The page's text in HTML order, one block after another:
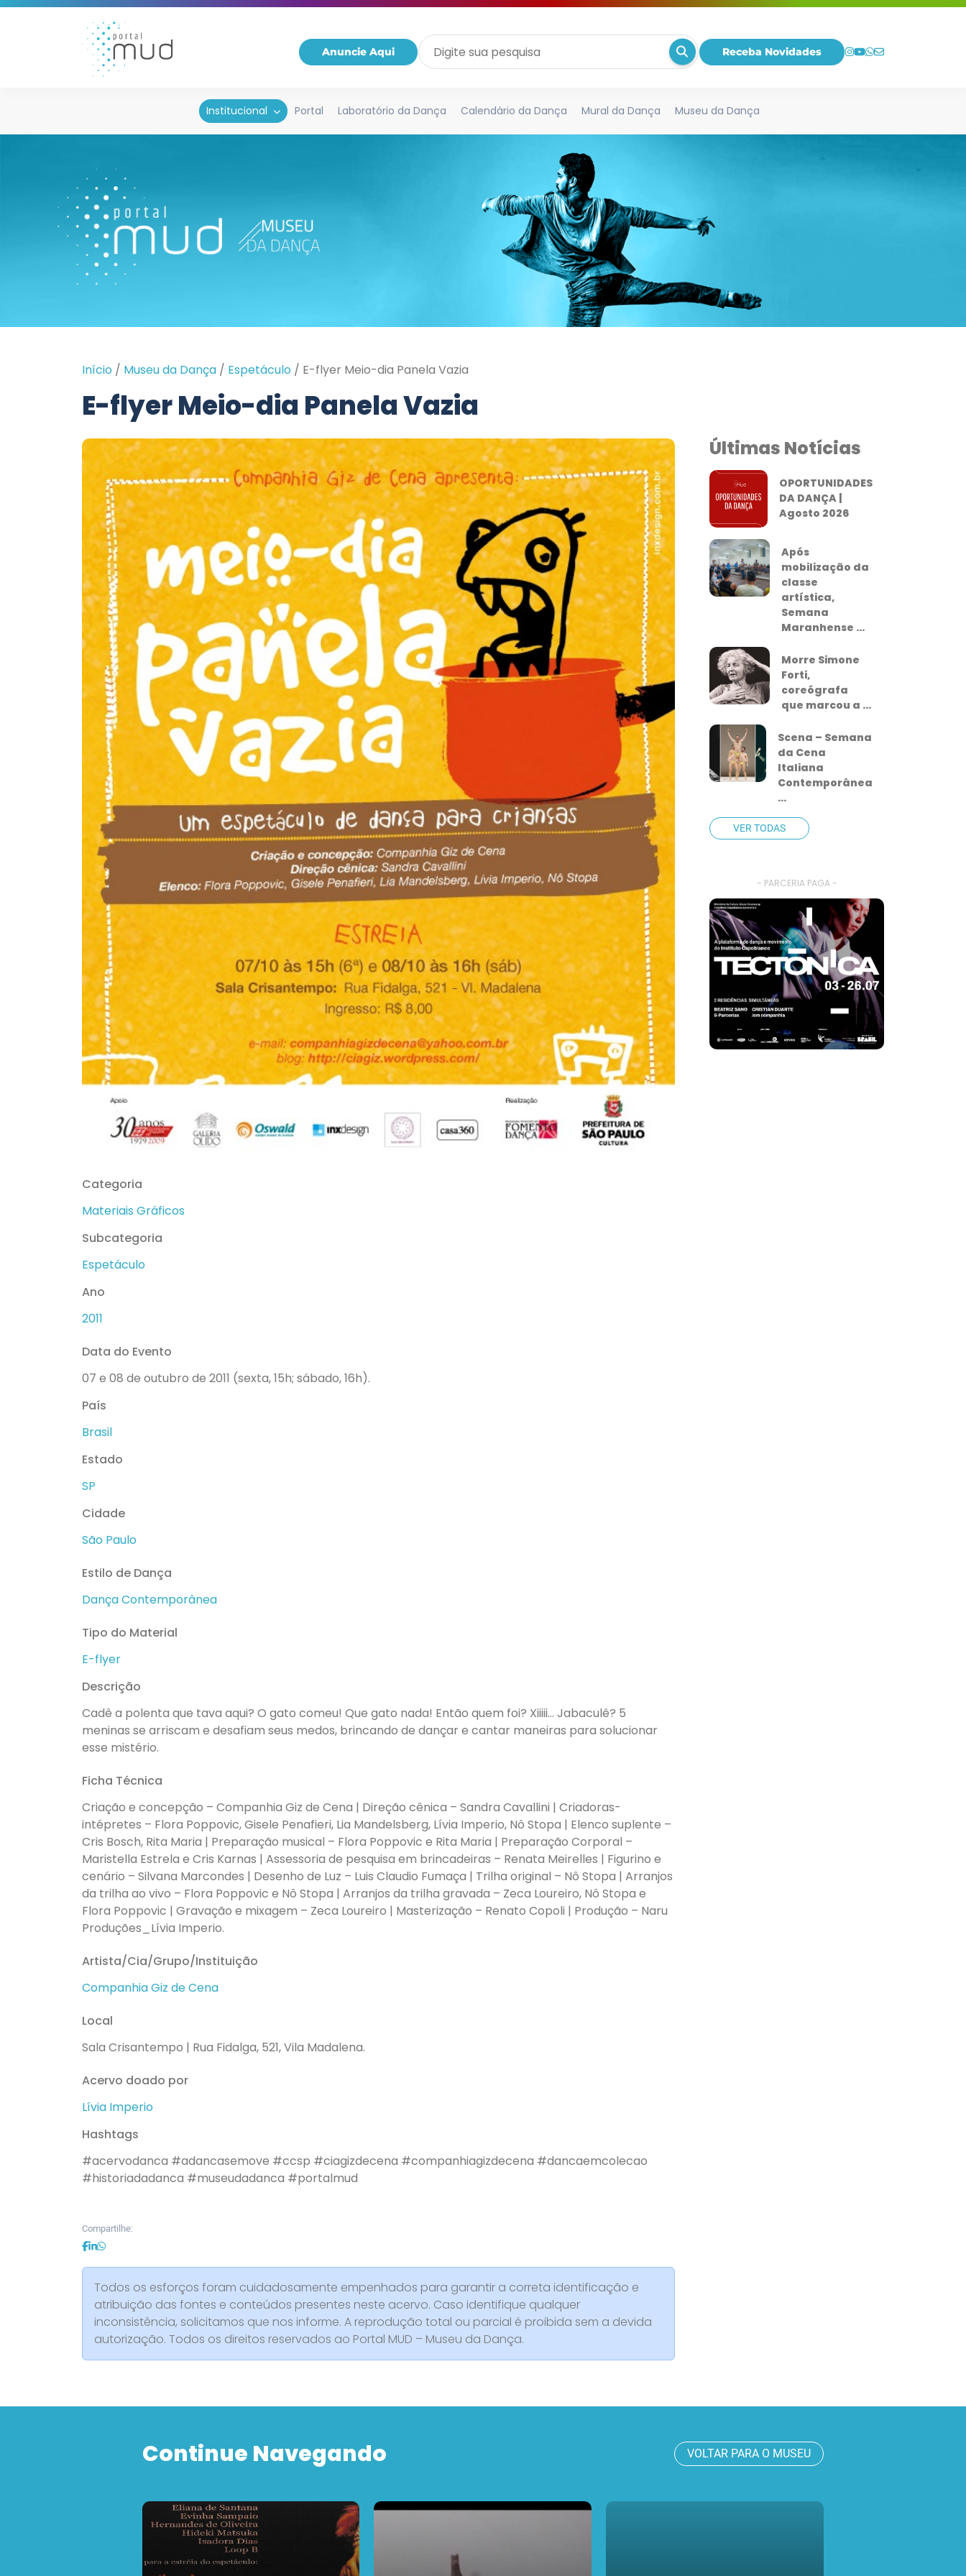
Anuncie Aqui Receba Novidades
Institucional Portal Laboratório da Dança Calendário da Dança Mural da Dança Museu da Dança
Início / Museu da Dança / Espetáculo / E-flyer Meio-dia Panela Vazia
E-flyer Meio-dia Panela Vazia
Categoria
Materiais Gráficos
Subcategoria
Espetáculo
Ano
2011
Data do Evento
07 e 08 de outubro de 2011 (sexta, 15h; sábado, 16h).
País
Brasil
Estado
SP
Cidade
São Paulo
Estilo de Dança
Dança Contemporânea
Tipo do Material
E-flyer
Descrição
Cadê a polenta que tava aqui? O gato comeu! Que gato nada! Então quem foi? Xiiiii… Jabaculê? 5
meninas se arriscam e desafiam seus medos, brincando de dançar e cantar maneiras para solucionar
esse mistério.
Ficha Técnica
Criação e concepção – Companhia Giz de Cena | Direção cênica – Sandra Cavallini | Criadoras-
intépretes – Flora Poppovic, Gisele Penafieri, Lia Mandelsberg, Lívia Imperio, Nô Stopa | Elenco suplente –
Cris Bosch, Rita Maria | Preparação musical – Flora Poppovic e Rita Maria | Preparação Corporal –
Maristella Estrela e Cris Karnas | Assessoria de pesquisa em brincadeiras – Renata Meirelles | Figurino e
cenário – Silvana Marcondes | Desenho de Luz – Luis Claudio Fumaça | Trilha original – Nô Stopa | Arranjos
da trilha ao vivo – Flora Poppovic e Nô Stopa | Arranjos da trilha gravada – Zeca Loureiro, Nô Stopa e
Flora Poppovic | Gravação e mixagem – Zeca Loureiro | Masterização – Renato Copoli | Produção – Naru
Produções_Lívia Imperio.
Artista/Cia/Grupo/Instituição
Companhia Giz de Cena
Local
Sala Crisantempo | Rua Fidalga, 521, Vila Madalena.
Acervo doado por
Lívia Imperio
Hashtags
#acervodanca #adancasemove #ccsp #ciagizdecena #companhiagizdecena #dancaemcolecao
#historiadadanca #museudadanca #portalmud
Compartilhe:
Todos os esforços foram cuidadosamente empenhados para garantir a correta identificação e
atribuição das fontes e conteúdos presentes neste acervo. Caso identifique qualquer
inconsistência, solicitamos que nos informe. A reprodução total ou parcial é proibida sem a devida
autorização. Todos os direitos reservados ao Portal MUD – Museu da Dança.
Últimas Notícias
OPORTUNIDADES
DA DANÇA |
Agosto 2026
Após
mobilização da
classe
artística,
Semana
Maranhense ...
Morre Simone
Forti,
coreógrafa
que marcou a ...
Scena – Semana
da Cena
Italiana
Contemporânea
...
VER TODAS
- PARCERIA PAGA -
Continue Navegando VOLTAR PARA O MUSEU